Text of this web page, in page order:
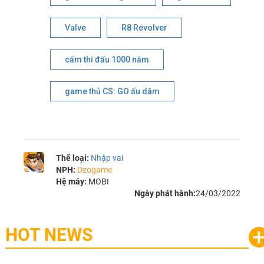
Valve R8 Revolver
cấm thi đấu 1000 năm
game thủ CS: GO ấu dâm
Thể loại: Nhập vai
NPH: Dzogame
Hệ máy: MOBI
Ngày phát hành:24/03/2022
HOT NEWS